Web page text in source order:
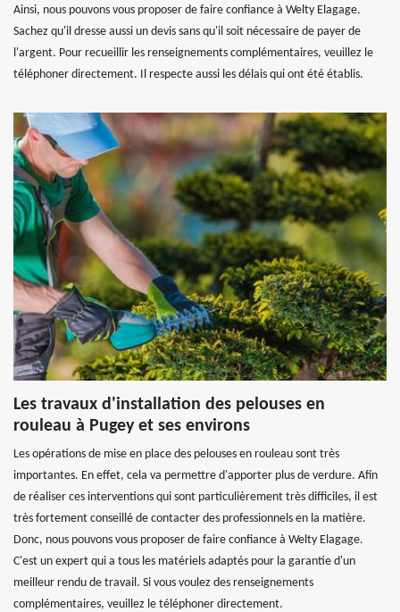
Ainsi, nous pouvons vous proposer de faire confiance à Welty Elagage.
Sachez qu'il dresse aussi un devis sans qu'il soit nécessaire de payer de
l'argent. Pour recueillir les renseignements complémentaires, veuillez le
téléphoner directement. Il respecte aussi les délais qui ont été établis.
Les travaux d'installation des pelouses en
rouleau à Pugey et ses environs
Les opérations de mise en place des pelouses en rouleau sont très
importantes. En effet, cela va permettre d'apporter plus de verdure. Afin
de réaliser ces interventions qui sont particulièrement très difficiles, il est
très fortement conseillé de contacter des professionnels en la matière.
Donc, nous pouvons vous proposer de faire confiance à Welty Elagage.
C'est un expert qui a tous les matériels adaptés pour la garantie d'un
meilleur rendu de travail. Si vous voulez des renseignements
complémentaires, veuillez le téléphoner directement.